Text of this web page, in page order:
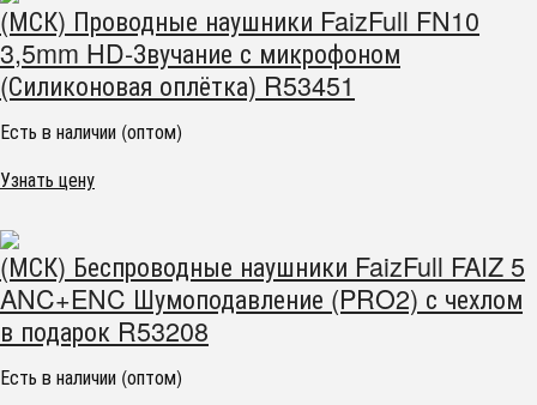
(МСК) Проводные наушники FaizFull FN10
3,5mm HD-Звучание с микрофоном
(Силиконовая оплётка) R53451
Есть в наличии (оптом)
Узнать цену
(МСК) Беспроводные наушники FaizFull FAIZ 5
ANC+ENC Шумоподавление (PRO2) с чехлом
в подарок R53208
Есть в наличии (оптом)